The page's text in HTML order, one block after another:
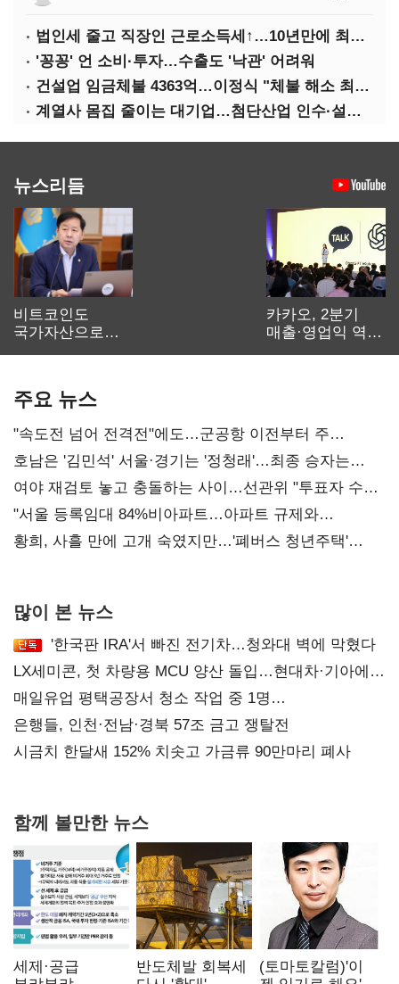
법인세 줄고 직장인 근로소득세↑…10년만에 최대치
'꽁꽁' 언 소비·투자…수출도 '낙관' 어려워
건설업 임금체불 4363억…이정식 "체불 해소 최우선"
계열사 몸집 줄이는 대기업…첨단산업 인수·설립에 '분주'
뉴스리듬
비트코인도
국가자산으로…'
카카오, 2분기
매출·영업익 역대
주요 뉴스
"속도전 넘어 전격전"에도…군공항 이전부터 주
52시간까지 '뇌관'
호남은 '김민석' 서울·경기는 '정청래'…최종 승자는
'안갯속'
여야 재검토 놓고 충돌하는 사이…선관위 "투표자 수
오차 당연"
"서울 등록임대 84%비아파트…아파트 규제와
달리해야"
황희, 사흘 만에 고개 숙였지만…'폐버스 청년주택'
많이 본 뉴스
'한국판 IRA'서 빠진 전기차…청와대 벽에 막혔다
LX세미콘, 첫 차량용 MCU 양산 돌입…현대차·기아에
공급
매일유업 평택공장서 청소 작업 중 1명
사망…"안전관리체계 재점검"
은행들, 인천·전남·경북 57조 금고 쟁탈전
시금치 한달새 152% 치솟고 가금류 90만마리 폐사
함께 볼만한 뉴스
세제·공급
반도체발 회복세
(토마토칼럼)'이